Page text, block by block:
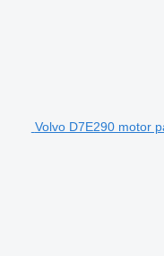
Volvo D7E290 motor